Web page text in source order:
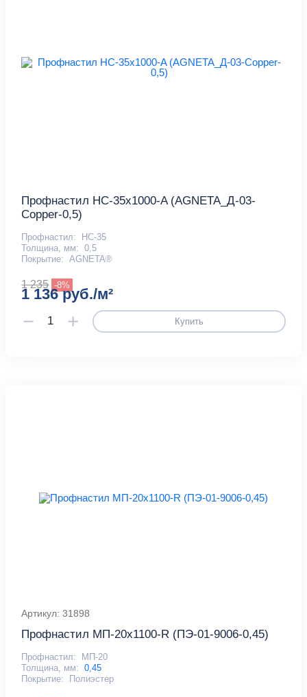
Профнастил НС-35x1000-A (AGNETA_Д-03-
Copper-0,5)
Профнастил:
НС-35
Толщина, мм: 0,5
Покрытие: AGNETA®
1 235 -8%
1 136 руб./м²
Купить
Артикул: 31898
Профнастил МП-20x1100-R (ПЭ-01-9006-0,45)
Профнастил:
МП-20
Толщина, мм: 0,45
Покрытие:
Полиэстер